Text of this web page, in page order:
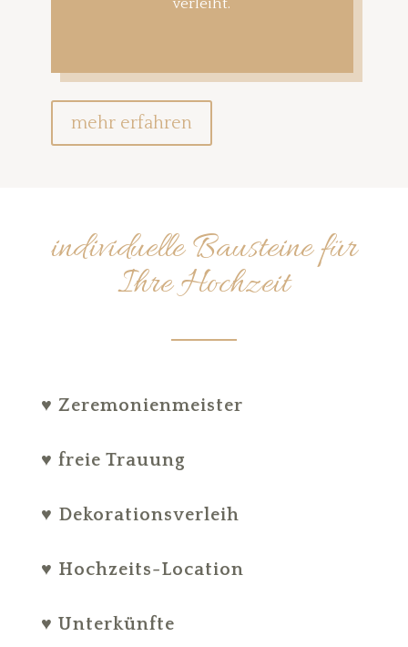
verleiht.
mehr erfahren
individuelle Bausteine für
Ihre Hochzeit
♥ Zeremonienmeister
♥ freie Trauung
♥ Dekorationsverleih
♥ Hochzeits-Location
♥ Unterkünfte